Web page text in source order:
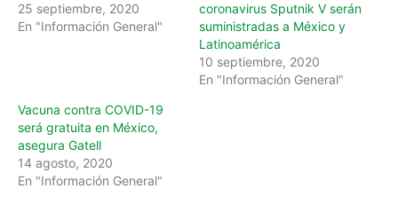
25 septiembre, 2020
En "Información General"
coronavirus Sputnik V serán
suministradas a México y
Latinoamérica
10 septiembre, 2020
En "Información General"
Vacuna contra COVID-19
será gratuita en México,
asegura Gatell
14 agosto, 2020
En "Información General"